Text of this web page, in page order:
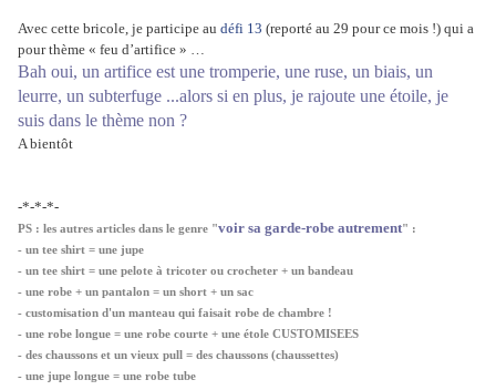
Avec cette bricole, je participe au défi 13 (reporté au 29 pour ce mois !) qui a
pour thème « feu d’artifice » …
Bah oui, un artifice est une tromperie, une ruse, un biais, un
leurre, un subterfuge ...alors si en plus, je rajoute une étoile, je
suis dans le thème non ?
A bientôt
-*-*-*-
PS : les autres articles dans le genre "voir sa garde-robe autrement" :
- un tee shirt = une jupe
- un tee shirt = une pelote à tricoter ou crocheter + un bandeau
- une robe + un pantalon = un short + un sac
- customisation d'un manteau qui faisait robe de chambre !
- une robe longue = une robe courte + une étole CUSTOMISEES
- des chaussons et un vieux pull = des chaussons (chaussettes)
- une jupe longue = une robe tube